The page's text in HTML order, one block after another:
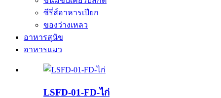
ซีรี่ส์อาหารเปียก
ของว่างเหลว
อาหารสุนัข
อาหารแมว
LSFD-01-FD-ไก่